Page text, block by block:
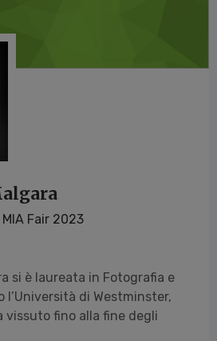
Fair 2023
si è laureata in Fotografia e
l’Università di Westminster,
vissuto fino alla fine degli